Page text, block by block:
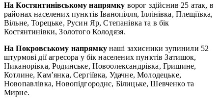
На Костянтинівському напрямку ворог здійснив 25 атак, в
районах населених пунктів Іванопілля, Іллінівка, Плещіївка,
Вільне, Торецьке, Русин Яр, Степанівка та в бік
Костянтинівки, Золотого Колодязя.
На Покровському напрямкунаші захисники зупинили 52
штурмові дії агресора у бік населених пунктів Затишок,
Никанорівка, Родинське, Новоолександрівка, Гришине,
Котлине, Кам’янка, Сергіївка, Удачне, Молодецьке,
Новопавлівка, Новопідгороднє, Білицьке, Шевченко та
Мирне.